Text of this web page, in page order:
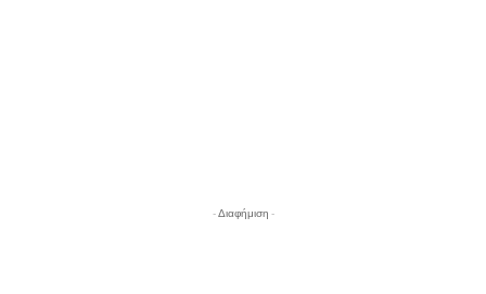
- Διαφήμιση -